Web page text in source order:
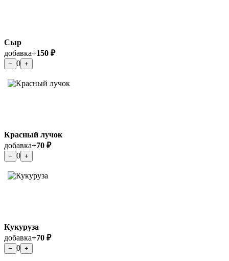
Сыр
добавка+150 ₽
− 0 +
Красный лучок
добавка+70 ₽
− 0 +
Кукуруза
добавка+70 ₽
− 0 +